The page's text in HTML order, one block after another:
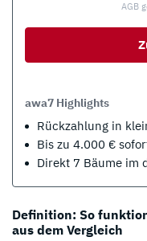
AGB
awa7 Highlights
Rückzahlung in
Bis zu 4.000 €
Direkt 7 Bäume im
Definition: So
aus dem Vergleich